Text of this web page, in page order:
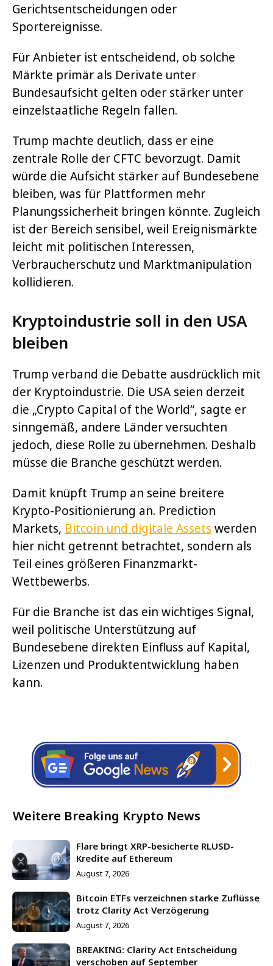
Gerichtsentscheidungen oder
Sportereignisse.
Für Anbieter ist entscheidend, ob solche
Märkte primär als Derivate unter
Bundesaufsicht gelten oder stärker unter
einzelstaatliche Regeln fallen.
Trump machte deutlich, dass er eine
zentrale Rolle der CFTC bevorzugt. Damit
würde die Aufsicht stärker auf Bundesebene
bleiben, was für Plattformen mehr
Planungssicherheit bringen könnte. Zugleich
ist der Bereich sensibel, weil Ereignismärkte
leicht mit politischen Interessen,
Verbraucherschutz und Marktmanipulation
kollidieren.
Kryptoindustrie soll in den USA
bleiben
Trump verband die Debatte ausdrücklich mit
der Kryptoindustrie. Die USA seien derzeit
die „Crypto Capital of the World“, sagte er
sinngemäß, andere Länder versuchten
jedoch, diese Rolle zu übernehmen. Deshalb
müsse die Branche geschützt werden.
Damit knüpft Trump an seine breitere
Krypto-Positionierung an. Prediction
Markets, Bitcoin und digitale Assets werden
hier nicht getrennt betrachtet, sondern als
Teil eines größeren Finanzmarkt-
Wettbewerbs.
Für die Branche ist das ein wichtiges Signal,
weil politische Unterstützung auf
Bundesebene direkten Einfluss auf Kapital,
Lizenzen und Produktentwicklung haben
kann.
Weitere Breaking Krypto News
Flare bringt XRP-besicherte RLUSD-
Kredite auf Ethereum
August 7, 2026
Bitcoin ETFs verzeichnen starke Zuflüsse
trotz Clarity Act Verzögerung
August 7, 2026
BREAKING: Clarity Act Entscheidung
verschoben auf September